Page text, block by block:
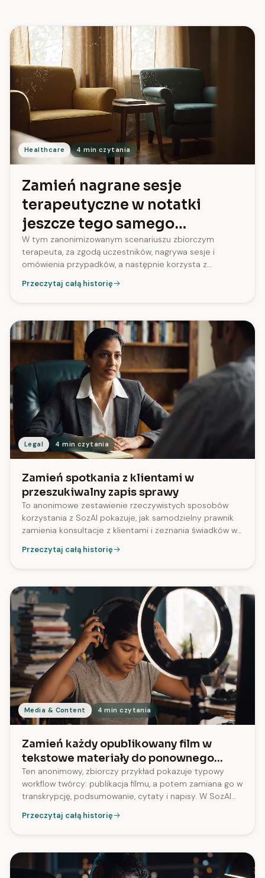
Healthcare 4 min czytania
Zamień nagrane sesje
terapeutyczne w notatki
jeszcze tego samego
wieczoru
W tym zanonimizowanym scenariuszu zbiorczym
terapeuta, za zgodą uczestników, nagrywa sesje i
omówienia przypadków, a następnie korzysta z
przygotować notatki jeszcze tego samego wieczoru,
Przeczytaj całą historię
Legal 4 min czytania
Zamień spotkania z klientami w
przeszukiwalny zapis sprawy
To anonimowe zestawienie rzeczywistych sposobów
korzystania z SozAI pokazuje, jak samodzielny prawnik
zamienia konsultacje z klientami i zeznania świadków w
całej aplikacji 99% transkrypcji zawiera diarization, a
Przeczytaj całą historię
Media & Content 4 min czytania
Zamień każdy opublikowany film w
tekstowe materiały do ponownego
wykorzystania
Ten anonimowy, zbiorczy przykład pokazuje typowy
workflow twórcy: publikacja filmu, a potem zamiana go w
transkrypcję, podsumowanie, cytaty i napisy. W SozAI
Przeczytaj całą historię